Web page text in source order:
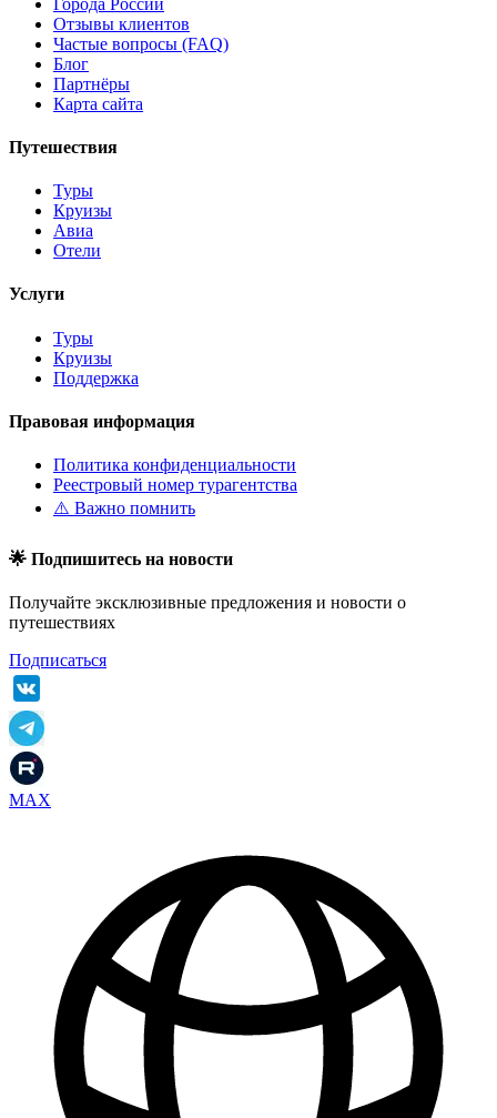
Отзывы клиентов
Частые вопросы (FAQ)
Блог
Партнёры
Карта сайта
Путешествия
Туры
Круизы
Авиа
Отели
Услуги
Туры
Круизы
Поддержка
Правовая информация
Политика конфиденциальности
Реестровый номер турагентства
⚠️ Важно помнить
🌟 Подпишитесь на новости
Получайте эксклюзивные предложения и новости о
путешествиях
Подписаться
MAX